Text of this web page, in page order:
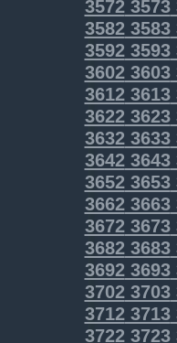
35723573
35823583
35923593
36023603
36123613
36223623
36323633
36423643
36523653
36623663
36723673
36823683
36923693
37023703
37123713
37223723